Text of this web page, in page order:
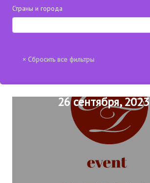
Страны и города
26 сентября, 2023